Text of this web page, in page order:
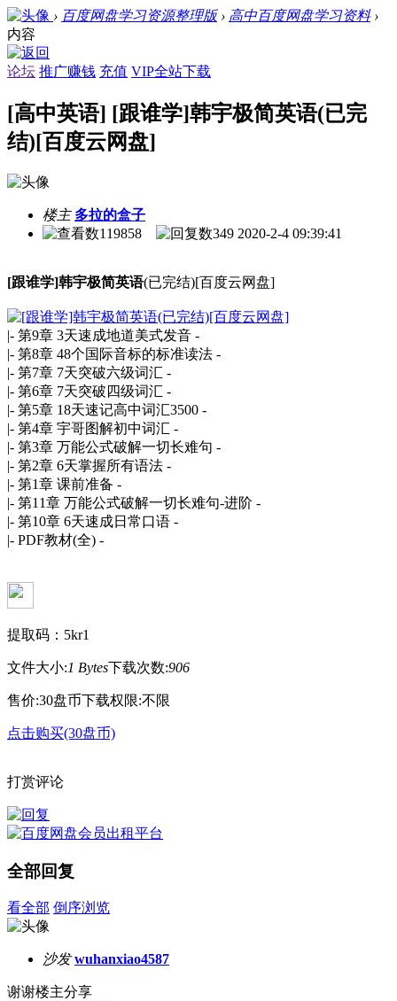
› 百度网盘学习资源整理版 › 高中百度网盘学习资料 ›
内容
论坛 推广赚钱 充值 VIP全站下载
[高中英语] [跟谁学]韩宇极简英语(已完
结)[百度云网盘]
楼主 多拉的盒子
119858
349 2020-2-4 09:39:41
[跟谁学]韩宇极简英语(已完结)[百度云网盘]
|- 第9章 3天速成地道美式发音 -
|- 第8章 48个国际音标的标准读法 -
|- 第7章 7天突破六级词汇 -
|- 第6章 7天突破四级词汇 -
|- 第5章 18天速记高中词汇3500 -
|- 第4章 宇哥图解初中词汇 -
|- 第3章 万能公式破解一切长难句 -
|- 第2章 6天掌握所有语法 -
|- 第1章 课前准备 -
|- 第11章 万能公式破解一切长难句-进阶 -
|- 第10章 6天速成日常口语 -
|- PDF教材(全) -
提取码：5kr1
文件大小:1 Bytes下载次数:906
售价:30盘币下载权限:不限
点击购买(30盘币)
打赏评论
全部回复
看全部 倒序浏览
沙发 wuhanxiao4587
谢谢楼主分享